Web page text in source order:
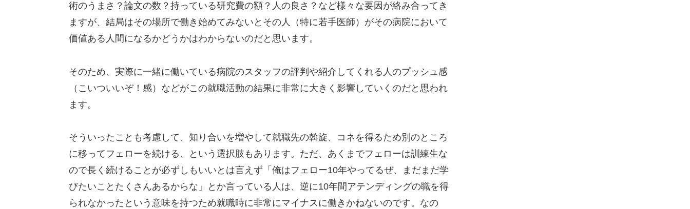
術のうまさ？論文の数？持っている研究費の額？人の良さ？など様々な要因が絡み合ってき
ますが、結局はその場所で働き始めてみないとその人（特に若手医師）がその病院において
価値ある人間になるかどうかはわからないのだと思います。
そのため、実際に一緒に働いている病院のスタッフの評判や紹介してくれる人のプッシュ感
（こいついいぞ！感）などがこの就職活動の結果に非常に大きく影響していくのだと思われ
ます。
そういったことも考慮して、知り合いを増やして就職先の斡旋、コネを得るため別のところ
に移ってフェローを続ける、という選択肢もあります。ただ、あくまでフェローは訓練生な
ので長く続けることが必ずしもいいとは言えず「俺はフェロー10年やってるぜ、まだまだ学
びたいことたくさんあるからな」とか言っている人は、逆に10年間アテンディングの職を得
られなかったという意味を持つため就職時に非常にマイナスに働きかねないのです。なの